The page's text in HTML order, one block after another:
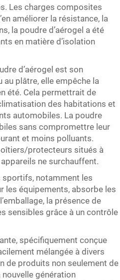
Les charges composites
améliorer la résistance, la
la poudre d’aérogel a été
en matière d’isolation
d’aérogel est son
plâtre, elle empêche la
été. Cela permettrait de
des habitations et
automobiles. La poudre
sans compromettre leur
et moins polluants.
protecteurs situés à
ne surchauffent.
sportifs, notamment les
les équipements, absorbe les
la présence de
sensibles grâce à un contrôle
spécifiquement conçue
mélangée à divers
de produits non seulement de
génération